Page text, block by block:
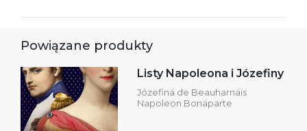
Powiązane produkty
Listy Napoleona i Józefiny
Józefina de Beauharnais
Napoleon Bonaparte